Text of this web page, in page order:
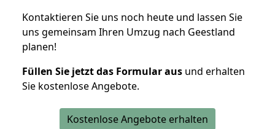
Kontaktieren Sie uns noch heute und lassen Sie
uns gemeinsam Ihren Umzug nach Geestland
planen!
Füllen Sie jetzt das Formular aus und erhalten
Sie kostenlose Angebote.
Kostenlose Angebote erhalten